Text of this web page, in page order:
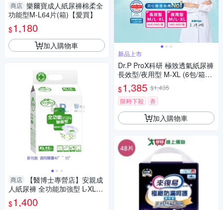
商店 樂爾寶成人紙尿褲棉柔全
功能型M-L64片(箱)【愛買】
$1,180
加入購物車
商店
【醫博士專營店】安親成
人紙尿褲 全功能加強型 L-XL號
(16片*6包)
$1,400
新品上市
Dr.P ProX科研 極致透氣紙尿褲
長效型/夜用型 M-XL (6包/箱購,
黏貼型,成人紙尿褲)
$1,385 $1,435
限時下殺
券
加入購物車